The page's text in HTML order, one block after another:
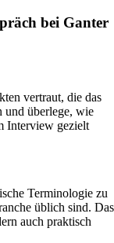
bei Ganter
vertraut, die das
und überlege, wie
Interview gezielt
Terminologie zu
üblich sind. Das
auch praktisch